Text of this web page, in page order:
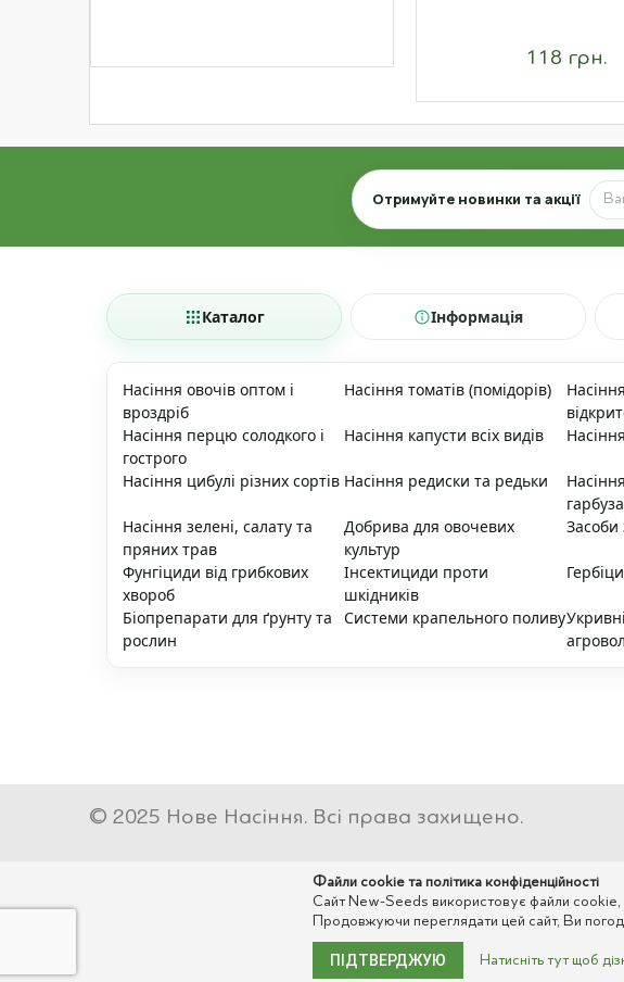
118 грн.
Email
Отримуйте новинки та акції
Каталог Інформація
Насіння овочів оптом і
вроздріб
Насіння томатів (помідорів)
Насіння перцю солодкого і
гострого
Насіння капусти всіх видів
Насіння цибулі різних сортів Насіння редиски та редьки
гарбуза
Насіння зелені, салату та
пряних трав
Добрива для овочевих
культур
Засоби
Фунгіциди від грибкових
хвороб
Інсектициди проти
шкідників
Біопрепарати для ґрунту та
рослин
Системи крапельного поливу
© 2025 Нове Насіння. Всі права захищено.
Файли cookie та політика конфіденційності
Сайт New-Seeds використовує файли cookie,
Продовжуючи переглядати цей сайт, Ви
Натисніть тут щоб
ПІДТВЕРДЖУЮ